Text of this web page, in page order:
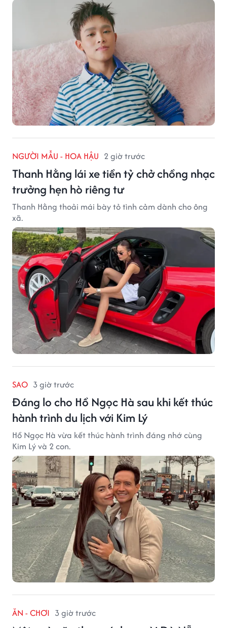
NGƯỜI MẪU - HOA HẬU 2 giờ trước
Thanh Hằng lái xe tiền tỷ chở chồng nhạc
trưởng hẹn hò riêng tư
Thanh Hằng thoải mái bày tỏ tình cảm dành cho ông
xã.
SAO 3 giờ trước
Đáng lo cho Hồ Ngọc Hà sau khi kết thúc
hành trình du lịch với Kim Lý
Hồ Ngọc Hà vừa kết thúc hành trình đáng nhớ cùng
Kim Lý và 2 con.
ĂN - CHƠI 3 giờ trước